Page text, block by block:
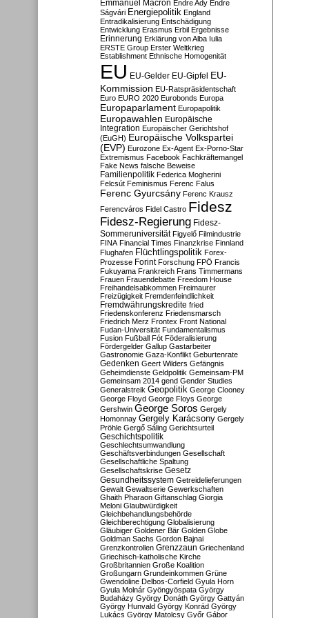
Emmanuel Macron Endre Ady Endre
Ságvári Energiepolitik England
Entradikalisierung Entschädigung
Entwicklung Erasmus Erbil Ergebnisse
Erinnerung Erklärung von Alba Iulia
ERSTE Group Erster Weltkrieg
Establishment Ethnische Homogenität
EU EU-Gelder EU-Gipfel EU-
Kommission EU-Ratspräsidentschaft
Euro EURO 2020 Eurobonds Europa
Europaparlament Europapolitik
Europawahlen Europäische
Integration Europäischer Gerichtshof
(EuGH) Europäische Volkspartei
(EVP) Eurozone Ex-Agent Ex-Porno-Star
Extremismus Facebook Fachkräftemangel
Fake News falsche Beweise
Familienpolitik Federica Mogherini
Felcsút Feminismus Ferenc Falus
Ferenc Gyurcsány Ferenc Krausz
Ferencváros Fidel Castro Fidesz
Fidesz-Regierung Fidesz-
Sommeruniversität Figyelő Filmindustrie
FINA Financial Times Finanzkrise Finnland
Flughafen Flüchtlingspolitik Forex-
Prozesse Forint Forschung FPÖ Francis
Fukuyama Frankreich Frans Timmermans
Frauen Frauendebatte Freedom House
Freihandelsabkommen Freimaurer
Freizügigkeit Fremdenfeindlichkeit
Fremdwährungskredite fried
Friedenskonferenz Friedensmarsch
Friedrich Merz Frontex Front National
Fudan-Universität Fundamentalismus
Fusion Fußball Fót Föderalisierung
Fördergelder Gallup Gastarbeiter
Gastronomie Gaza-Konflikt Geburtenrate
Gedenken Geert Wilders Gefängnis
Geheimdienste Geldpolitik Gemeinsam-PM
Gemeinsam 2014 gend Gender Studies
Generalstreik Geopolitik George Clooney
George Floyd George Floys George
Gershwin George Soros Gergely
Homonnay Gergely Karácsony Gergely
Pröhle Gergő Sáling Gerichtsurteil
Geschichtspolitik
Geschlechtsumwandlung
Geschäftsverbindungen Gesellschaft
Gesellschaftliche Spaltung
Gesellschaftskrise Gesetz
Gesundheitssystem Getreidelieferungen
Gewalt Gewaltserie Gewerkschaften
Ghaith Pharaon Giftanschlag Giorgia
Meloni Glaubwürdigkeit
Gleichbehandlungsbehörde
Gleichberechtigung Globalisierung
Gläubiger Goldener Bär Golden Globe
Goldman Sachs Gordon Bajnai
Grenzkontrollen Grenzzaun Griechenland
Griechisch-katholische Kirche
Großbritannien Große Koalition
Großungarn Grundeinkommen Grüne
Gwendoline Delbos-Corfield Gyula Horn
Gyula Molnár Gyöngyöspata György
Budaházy György Donáth György Gattyán
György Hunvald György Konrád György
Lukács György Matolcsy Győr Gábor